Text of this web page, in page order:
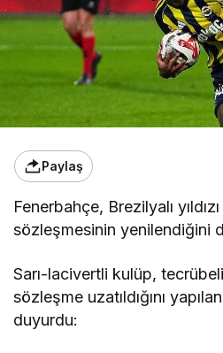
Paylaş
Fenerbahçe, Brezilyalı
sözleşmesinin yenilendiğini
Sarı-lacivertli kulüp,
sözleşme uzatıldığını
duyurdu: